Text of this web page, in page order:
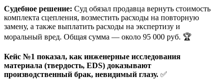
Судебное решение: Суд обязал продавца вернуть стоимость
комплекта сцепления, возместить расходы на повторную
замену, а также выплатить расходы на экспертизу и
моральный вред. Общая сумма — около 95 000 руб. 🏆
Кейс №1 показал, как инженерные исследования
материала (твердость, EDS) доказывают
производственный брак, невидимый глазу. ✅